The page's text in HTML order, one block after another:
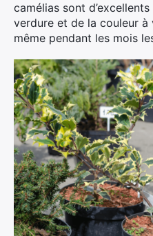
camélias sont
verdure et de la couleur à
même pendant les mois